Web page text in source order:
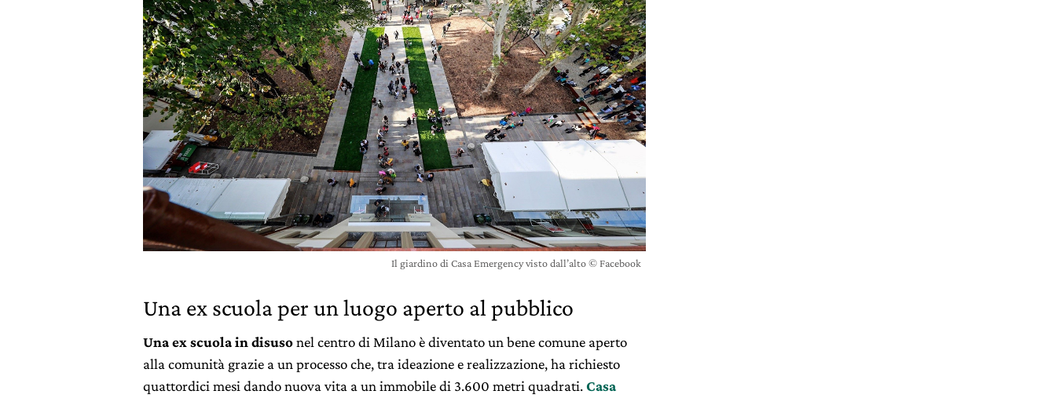
Il giardino di Casa Emergency visto dall’alto © Facebook
Una ex scuola per un luogo aperto al pubblico
Una ex scuola in disusonel centro di Milano è diventato un bene comune aperto
alla comunità grazie a un processo che, tra ideazione e realizzazione, ha richiesto
quattordici mesi dando nuova vita a un immobile di 3.600 metri quadrati.Casa